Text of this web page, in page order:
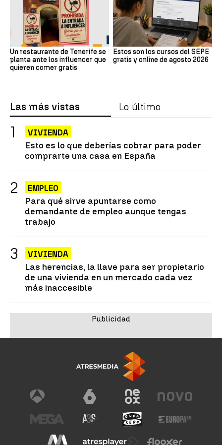
Un restaurante de Tenerife se
planta ante los influencer que
quieren comer gratis
Estos son los cursos del SEPE
gratis y online de agosto 2026
Las más vistas Lo último
VIVIENDA
Esto es lo que deberías cobrar para poder
comprarte una casa en España
EMPLEO
Para qué sirve apuntarse como
demandante de empleo aunque tengas
trabajo
VIVIENDA
Las herencias, la llave para ser propietario
de una vivienda en un mercado cada vez
más inaccesible